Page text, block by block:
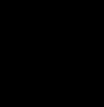
mit dem
und dem